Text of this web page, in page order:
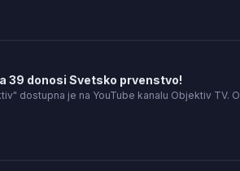
39 donosi Svetsko prvenstvo!
dostupna je na YouTube kanalu Objektiv TV.